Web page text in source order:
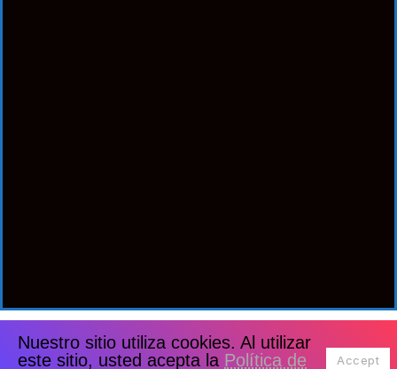
Nuestro sitio utiliza cookies. Al utilizar
este sitio, usted acepta la Política de
Accept